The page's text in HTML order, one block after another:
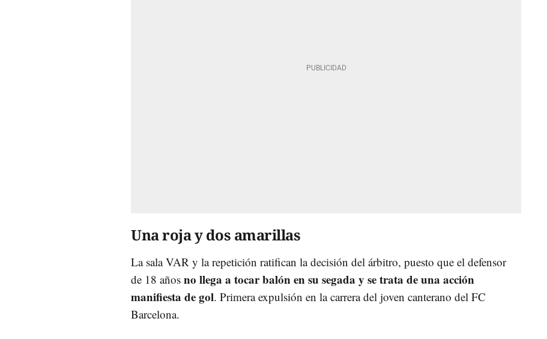
Una roja y dos amarillas
La sala VAR y la repetición ratifican la decisión del árbitro, puesto que el defensor
de 18 años no llega a tocar balón en su segada y se trata de una acción
manifiesta de gol. Primera expulsión en la carrera del joven canterano del FC
Barcelona.